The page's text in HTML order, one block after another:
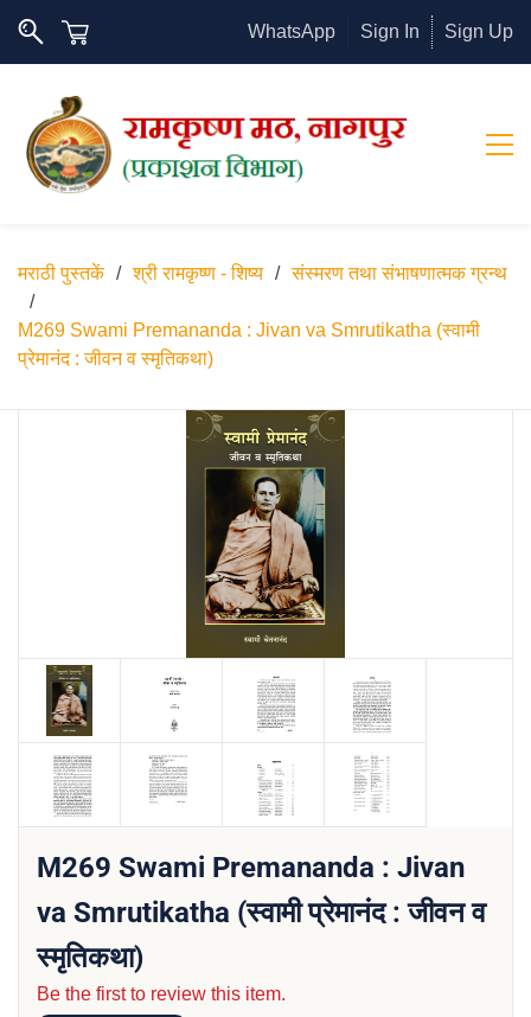
WhatsApp Sign In Sign Up
मराठी पुस्तकें / श्री रामकृष्ण - शिष्य / संस्मरण तथा संभाषणात्मक ग्रन्थ
/
M269 Swami Premananda : Jivan va Smrutikatha (स्वामी
प्रेमानंद : जीवन व स्मृतिकथा)
M269 Swami Premananda : Jivan
va Smrutikatha (स्वामी प्रेमानंद : जीवन व
स्मृतिकथा)
Be the first to review this item.